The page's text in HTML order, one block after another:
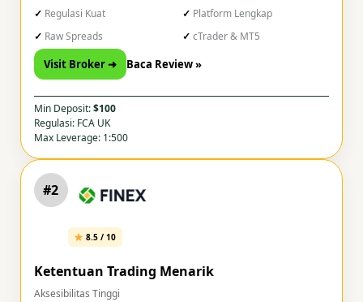
Regulasi Kuat
Platform Lengkap
Raw Spreads
cTrader & MT5
Visit Broker ➜ Baca Review »
Min Deposit:$100
Regulasi: FCA UK
Max Leverage: 1:500
#2
8.5 / 10
Ketentuan Trading Menarik
Aksesibilitas Tinggi